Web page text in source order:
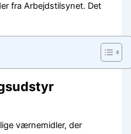
fra Arbejdstilsynet. Det
værnemidler, der